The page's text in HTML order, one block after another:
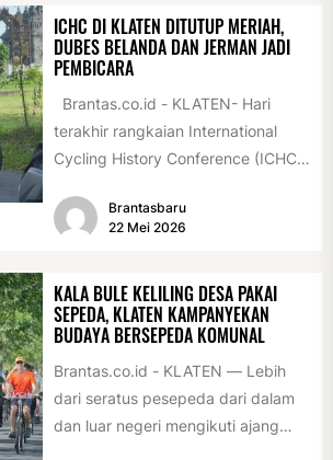
ICHC DI KLATEN DITUTUP MERIAH,
DUBES BELANDA DAN JERMAN JADI
PEMBICARA
Brantas.co.id - KLATEN- Hari
terakhir rangkaian International
Cycling History Conference (ICHC)
istimewa. Sejumlah tokoh
internasional...
Brantasbaru
22 Mei 2026
KALA BULE KELILING DESA PAKAI
SEPEDA, KLATEN KAMPANYEKAN
BUDAYA BERSEPEDA KOMUNAL
Brantas.co.id - KLATEN — Lebih
dari seratus pesepeda dari dalam
dan luar negeri mengikuti ajang